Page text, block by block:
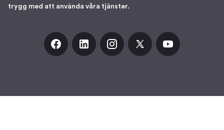
trygg med att använda våra tjänster.